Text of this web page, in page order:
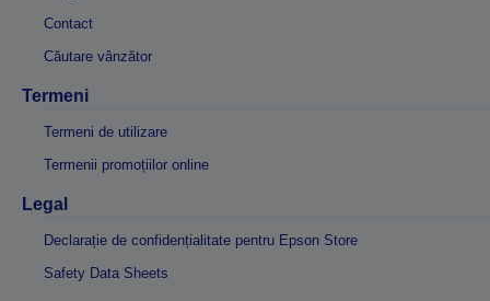
Contact
Căutare vânzător
Termeni
Termeni de utilizare
Termenii promoțiilor online
Legal
Declarație de confidențialitate pentru Epson Store
Safety Data Sheets